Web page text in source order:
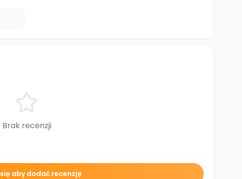
Brak recenzji
aby dodać recenzję